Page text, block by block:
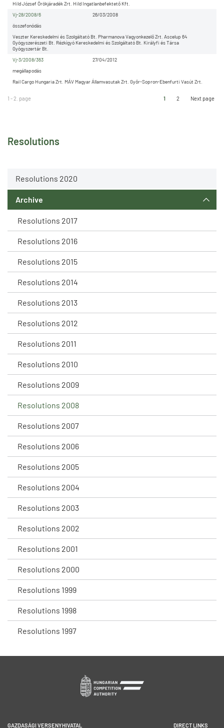
Resolutions
Resolutions 2020
Archive
Resolutions 2017
Resolutions 2016
Resolutions 2015
Resolutions 2014
Resolutions 2013
Resolutions 2012
Resolutions 2011
Resolutions 2010
Resolutions 2009
Resolutions 2008
Resolutions 2007
Resolutions 2006
Resolutions 2005
Resolutions 2004
Resolutions 2003
Resolutions 2002
Resolutions 2001
Resolutions 2000
Resolutions 1999
Resolutions 1998
Resolutions 1997
Hild József Örökjáradék Zrt. Hild Ingatlanbefektető Kft.
26/03/2008
Vj-28/2008/6
Veszter Kereskedelmi és Szolgáltató Bt. Pharmanova Vagyonkezelő Zrt. Ascelup 64
Gyógyszerészeti Bt. Rézkígyó Kereskedelmi és Szolgáltató Bt. Királyfi és Társa
Gyógyszertár Bt.
összefonódás
27/04/2012
Vj-3/2008/363
Rail Cargo Hungaria Zrt. MÁV Magyar Államvasutak Zrt. Győr-Sopron-Ebenfurti Vasút Zrt.
megállapodás
1 - 2. page 1 2 Next page
GAZDASÁGI VERSENYHIVATAL DIRECT LINKS